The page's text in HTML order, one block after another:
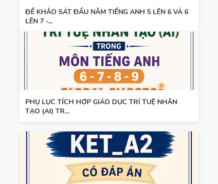
ĐỀ KHẢO SÁT ĐẦU NĂM TIẾNG ANH 5 LÊN 6 VÀ 6
LÊN 7 -...
PHỤ LỤC TÍCH HỢP GIÁO DỤC TRÍ TUỆ NHÂN
TẠO (AI) TR...